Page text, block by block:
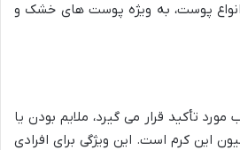
انواع پوست، به ویژه پوست های خشک و
تأکید قرار می گیرد، ملایم بودن یا
این کرم است. این ویژگی برای افرادی